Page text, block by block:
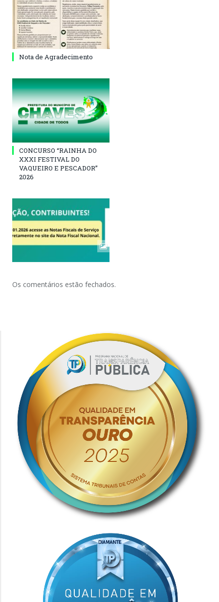
Nota de Agradecimento
CONCURSO “RAINHA DO
XXXI FESTIVAL DO
VAQUEIRO E PESCADOR”
2026
Os comentários estão fechados.